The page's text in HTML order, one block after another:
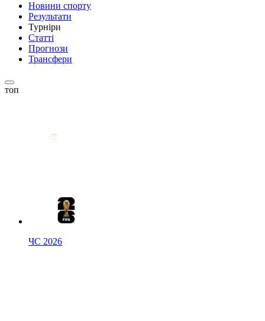
Новини спорту
Результати
Турніри
Статті
Прогнози
Трансфери
топ
ЧС 2026